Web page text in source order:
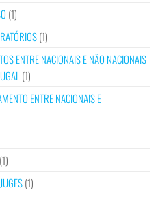
(1)
(1)
ENTRE NACIONAIS E NÃO NACIONAIS
(1)
ENTRE NACIONAIS E
(1)
(1)